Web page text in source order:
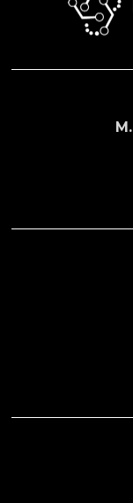
M.